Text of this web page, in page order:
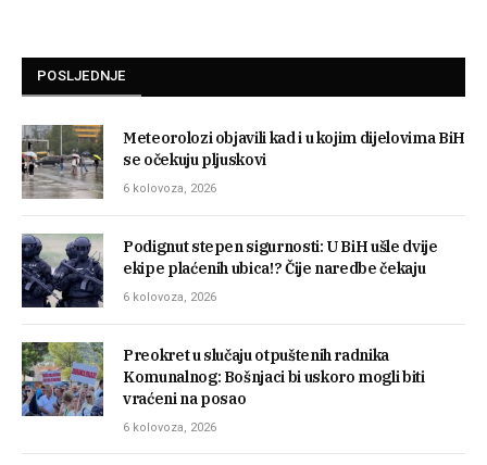
POSLJEDNJE
Meteorolozi objavili kad i u kojim dijelovima BiH
se očekuju pljuskovi
6 kolovoza, 2026
Podignut stepen sigurnosti: U BiH ušle dvije
ekipe plaćenih ubica!? Čije naredbe čekaju
6 kolovoza, 2026
Preokret u slučaju otpuštenih radnika
Komunalnog: Bošnjaci bi uskoro mogli biti
vraćeni na posao
6 kolovoza, 2026